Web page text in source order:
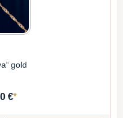
gold
€*